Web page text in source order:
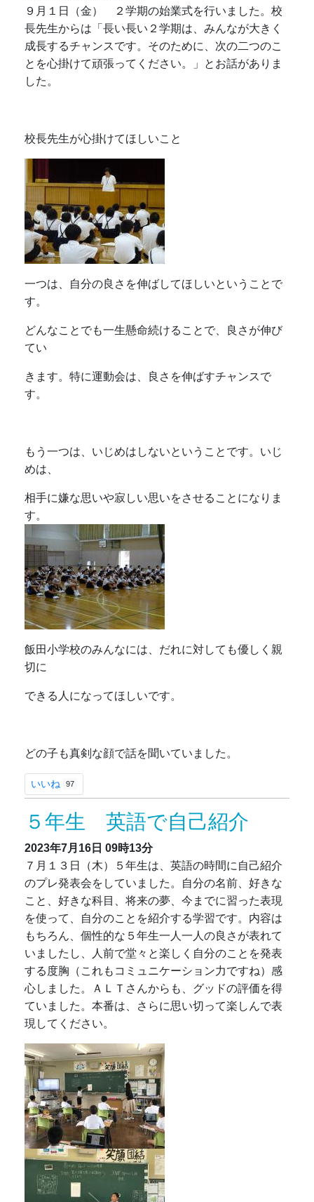
９月１日（金） ２学期の始業式を行いました。校
長先生からは「長い長い２学期は、みんなが大きく
成長するチャンスです。そのために、次の二つのこ
とを心掛けて頑張ってください。」とお話がありま
した。
校長先生が心掛けてほしいこと
一つは、自分の良さを伸ばしてほしいということで
す。
どんなことでも一生懸命続けることで、良さが伸び
てい
きます。特に運動会は、良さを伸ばすチャンスで
す。
もう一つは、いじめはしないということです。いじ
めは、
相手に嫌な思いや寂しい思いをさせることになりま
す。
飯田小学校のみんなには、だれに対しても優しく親
切に
できる人になってほしいです。
どの子も真剣な顔で話を聞いていました。
いいね 97
５年生 英語で自己紹介
2023年7月16日 09時13分
７月１３日（木）５年生は、英語の時間に自己紹介
のプレ発表会をしていました。自分の名前、好きな
こと、好きな科目、将来の夢、今までに習った表現
を使って、自分のことを紹介する学習です。内容は
もちろん、個性的な５年生一人一人の良さが表れて
いましたし、人前で堂々と楽しく自分のことを発表
する度胸（これもコミュニケーション力ですね）感
心しました。ＡＬＴさんからも、グッドの評価を得
ていました。本番は、さらに思い切って楽しんで表
現してください。